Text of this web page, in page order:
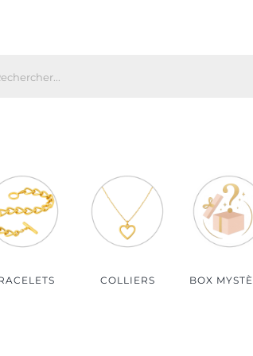
Bijoux Argent
Bijoux Plaqué Or
Bijoux Plaqué Or Rosé
COLLIERS BOX